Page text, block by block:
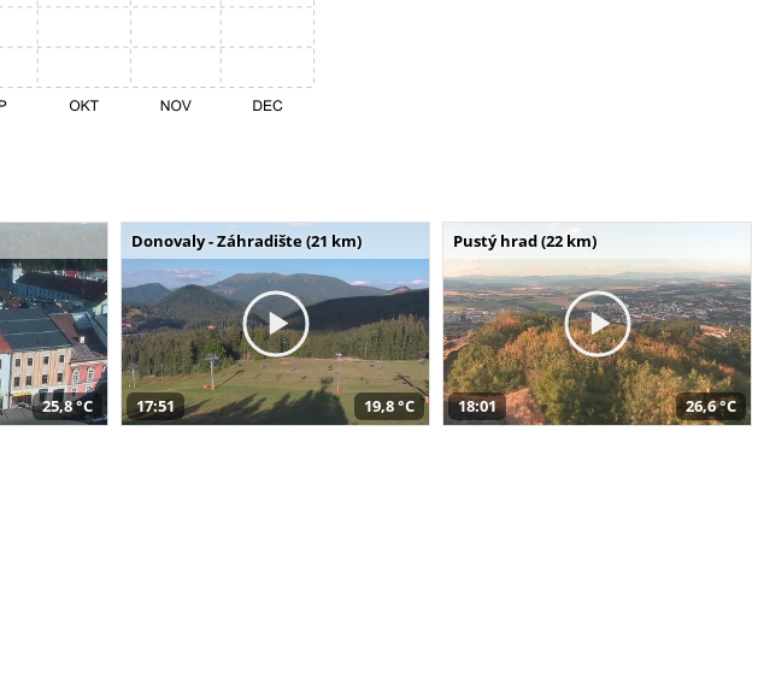
25,8 °C
Donovaly - Záhradište (21 km)
17:51 19,8 °C
Pustý hrad (22 km)
18:01 26,6 °C